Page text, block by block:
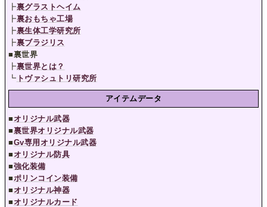
┣裏グラストヘイム
┣裏おもちゃ工場
┣裏生体工学研究所
┣裏ブラジリス
■裏世界
┣裏世界とは？
┗ トヴァシュトリ研究所
アイテムデータ
■オリジナル武器
■裏世界オリジナル武器
■Gv専用オリジナル武器
■オリジナル防具
■強化装備
■ ポリンコイン装備
■オリジナル神器
■オリジナルカード